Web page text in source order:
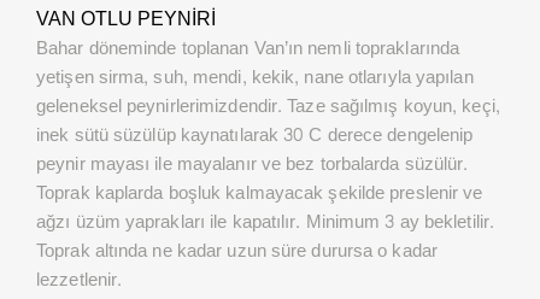
VAN OTLU PEYNIRI
Bahar döneminde toplanan Van’ın nemli topraklarında
yetişen sirma, suh, mendi, kekik, nane otlarıyla yapılan
geleneksel peynirlerimizdendir. Taze sağılmış koyun, keçi,
inek sütü süzülüp kaynatılarak 30 C derece dengelenip
peynir mayası ile mayalanır ve bez torbalarda süzülür.
Toprak kaplarda boşluk kalmayacak şekilde preslenir ve
ağzı üzüm yaprakları ile kapatılır. Minimum 3 ay bekletilir.
Toprak altında ne kadar uzun süre durursa o kadar
lezzetlenir.